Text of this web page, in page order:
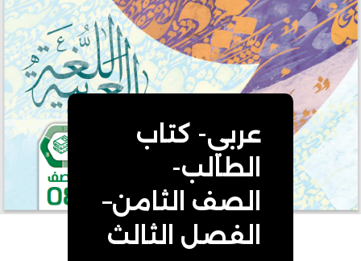
عربي- كتاب
الطالب-
الصف الثامن–
الفصل الثالث